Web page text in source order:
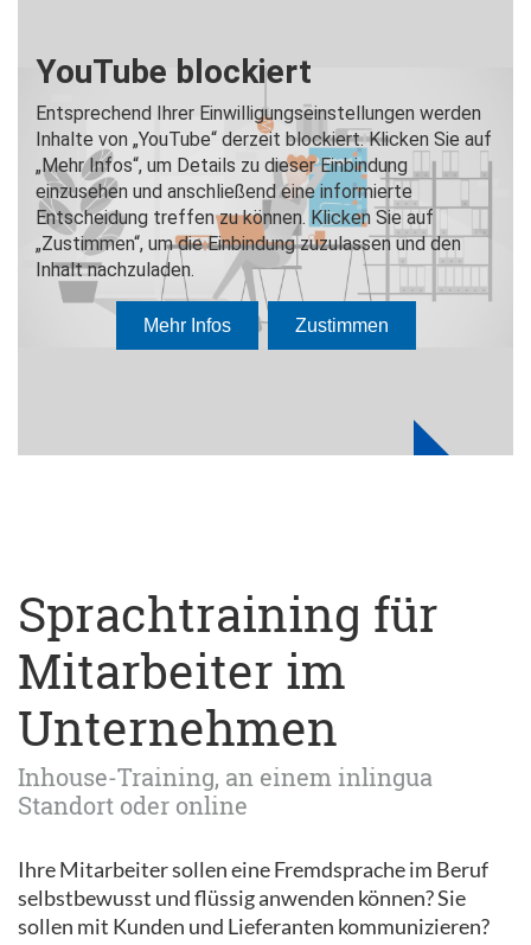
Sprachtraining für
Mitarbeiter im
Unternehmen
Inhouse-Training, an einem inlingua
Standort oder online
Ihre Mitarbeiter sollen eine Fremdsprache im Beruf
selbstbewusst und flüssig anwenden können? Sie
sollen mit Kunden und Lieferanten kommunizieren?